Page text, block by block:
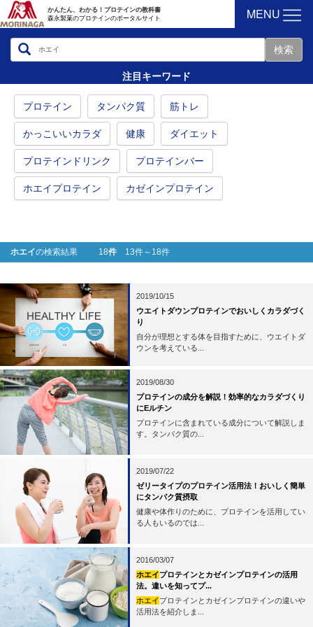
かんたん、わかる！プロテインの教科書
森永製菓のプロテインのポータルサイト
MENU
注目キーワード
プロテイン タンパク質 筋トレ
かっこいいカラダ 健康 ダイエット
プロテインドリンク プロテインバー
ホエイプロテイン カゼインプロテイン
ホエイの検索結果 18件 13件～18件
2019/10/15
ウエイトダウンプロテインでおいしくカラダづく
り
自分が理想とする体を目指すために、ウエイトダ
ウンを考えている...
2019/08/30
プロテインの成分を解説！効率的なカラダづくり
にEルチン
プロテインに含まれている成分について解説しま
す。タンパク質の...
2019/07/22
ゼリータイプのプロテイン活用法！おいしく簡単
にタンパク質摂取
健康や体作りのために、プロテインを活用してい
る人もいるのでは...
2016/03/07
ホエイプロテインとカゼインプロテインの活用
法。違いを知ってプ...
ホエイ プロテインとカゼインプロテインの違いや
活用法を紹介しま...